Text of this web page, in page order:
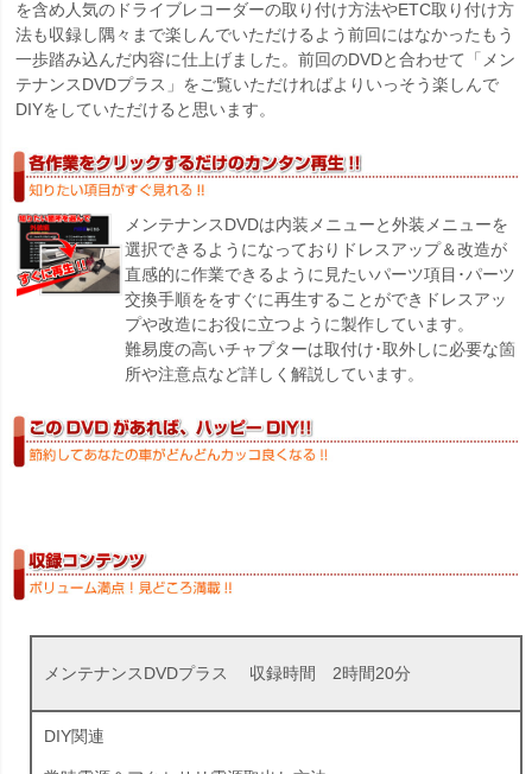
を含め人気のドライブレコーダーの取り付け方法やETC取り付け方
法も収録し隅々まで楽しんでいただけるよう前回にはなかったもう
一歩踏み込んだ内容に仕上げました。前回のDVDと合わせて「メン
テナンスDVDプラス」をご覧いただければよりいっそう楽しんで
DIYをしていただけると思います。
メンテナンスDVDは内装メニューと外装メニューを
選択できるようになっておりドレスアップ＆改造が
直感的に作業できるように見たいパーツ項目･パーツ
交換手順ををすぐに再生することができドレスアッ
プや改造にお役に立つように製作しています。
難易度の高いチャプターは取付け･取外しに必要な箇
所や注意点など詳しく解説しています。
メンテナンスDVDプラス 収録時間 2時間20分
DIY関連